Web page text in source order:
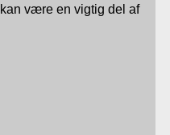
være en vigtig del af